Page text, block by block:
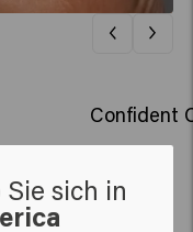
Confident
Sie sich in